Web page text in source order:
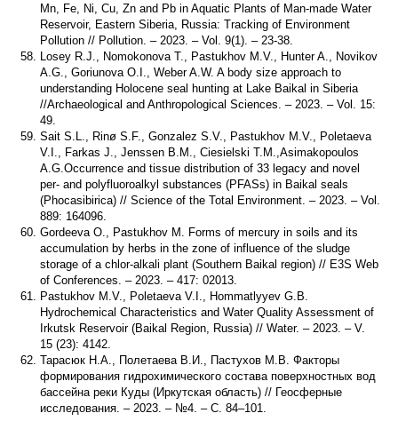
Mn, Fe, Ni, Cu, Zn and Pb in Aquatic Plants of Man-made Water
Reservoir, Eastern Siberia, Russia: Tracking of Environment
Pollution // Pollution. – 2023. – Vol. 9(1). – 23-38.
Losey R.J., Nomokonova T., Pastukhov M.V., Hunter A., Novikov
A.G., Goriunova O.I., Weber A.W. A body size approach to
understanding Holocene seal hunting at Lake Baikal in Siberia
//Archaeological and Anthropological Sciences. – 2023. – Vol. 15:
49.
Sait S.L., Rinø S.F., Gonzalez S.V., Pastukhov M.V., Poletaeva
V.I., Farkas J., Jenssen B.M., Ciesielski T.M.,Asimakopoulos
A.G.Occurrence and tissue distribution of 33 legacy and novel
per- and polyfluoroalkyl substances (PFASs) in Baikal seals
(Phocasibirica) // Science of the Total Environment. – 2023. – Vol.
889: 164096.
Gordeeva O., Pastukhov M. Forms of mercury in soils and its
accumulation by herbs in the zone of influence of the sludge
storage of a chlor-alkali plant (Southern Baikal region) // E3S Web
of Conferences. – 2023. – 417: 02013.
Pastukhov M.V., Poletaeva V.I., Hommatlyyev G.B.
Hydrochemical Characteristics and Water Quality Assessment of
Irkutsk Reservoir (Baikal Region, Russia) // Water. – 2023. – V.
15 (23): 4142.
Тарасюк Н.А., Полетаева В.И., Пастухов М.В. Факторы
формирования гидрохимического состава поверхностных вод
бассейна реки Куды (Иркутская область) // Геосферные
исследования. – 2023. – №4. – С. 84–101.